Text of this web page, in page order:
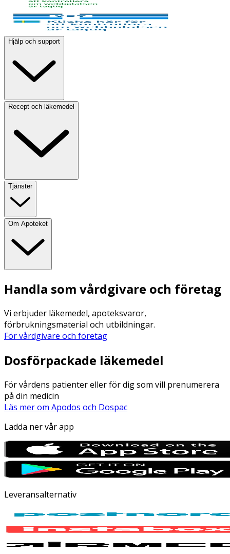
Hjälp och support
Recept och läkemedel
Tjänster
Om Apoteket
Handla som vårdgivare och företag
Vi erbjuder läkemedel, apoteksvaror,
förbrukningsmaterial och utbildningar.
För vårdgivare och företag
Dosförpackade läkemedel
För vårdens patienter eller för dig som vill prenumerera
på din medicin
Läs mer om Apodos och Dospac
Ladda ner vår app
Leveransalternativ